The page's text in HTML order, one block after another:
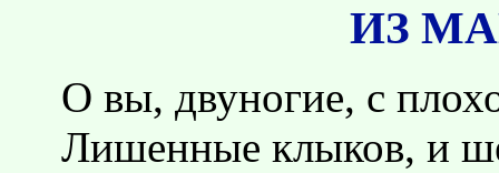
ИЗ
О вы, двуногие, с
Лишенные клыков, и